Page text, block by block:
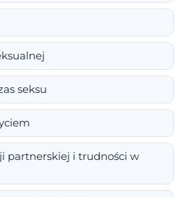
seksu
partnerskiej i trudności w